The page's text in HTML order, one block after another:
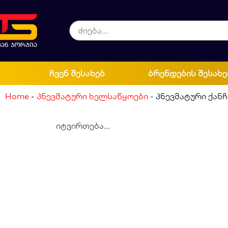
ჩვენ შესახებ ბრენდების
Home - პნევმატური ხელსაწყოები - პნევმატური
იტვირთება...